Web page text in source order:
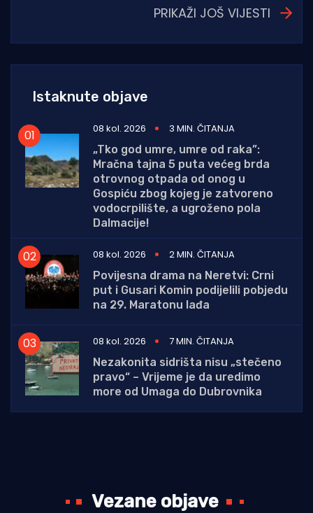
PRIKAŽI JOŠ VIJESTI
Istaknute objave
08 kol. 2026
3 MIN. ČITANJA
„Tko god umre, umre od raka”:
Mračna tajna 5 puta većeg brda
otrovnog otpada od onog u
Gospiću zbog kojeg je zatvoreno
vodocrpilište, a ugroženo pola
Dalmacije!
08 kol. 2026
2 MIN. ČITANJA
Povijesna drama na Neretvi: Crni
put i Gusari Komin podijelili pobjedu
na 29. Maratonu lađa
08 kol. 2026
7 MIN. ČITANJA
Nezakonita sidrišta nisu „stečeno
pravo“ – Vrijeme je da uredimo
more od Umaga do Dubrovnika
Vezane objave